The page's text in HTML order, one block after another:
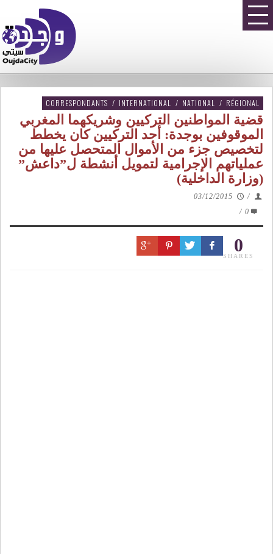
CORRESPONDANTS / INTERNATIONAL / NATIONAL / RÉGIONAL
قضية المواطنين التركيين وشريكهما المغربي
الموقوفين بوجدة: أحد التركيين كان يخطط
لتخصيص جزء من الأموال المتحصل عليها من
عملياتهم الإجرامية لتمويل أنشطة ل”داعش”
(وزارة الداخلية)
/
03/12/2015
0
/
0
SHARES